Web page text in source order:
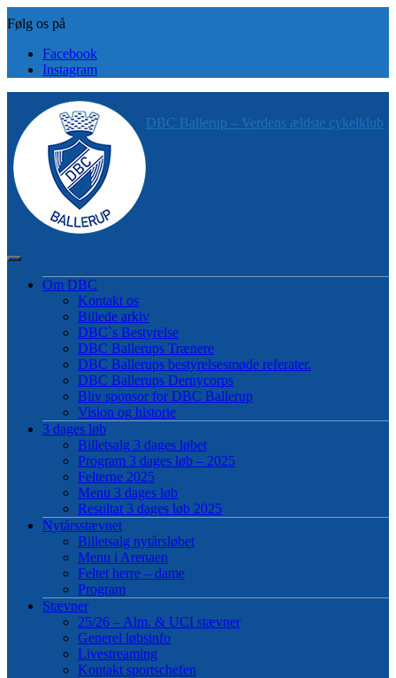
to
content
Facebook
Instagram
DBC Ballerup – Verdens ældste cykelklub
Om DBC
Kontakt os
Billede arkiv
DBC`s Bestyrelse
DBC Ballerups Trænere
DBC Ballerups bestyrelsesmøde referater.
DBC Ballerups Dernycorps
Bliv sponsor for DBC Ballerup
Vision og historie
3 dages løb
Billetsalg 3 dages løbet
Program 3 dages løb – 2025
Felterne 2025
Menu 3 dages løb
Resultat 3 dages løb 2025
Nytårsstævnet
Billetsalg nytårsløbet
Menu i Arenaen
Feltet herre – dame
Program
Stævner
25/26 – Alm. & UCI stævner
Generel løbsinfo
Livestreaming
Kontakt sportschefen